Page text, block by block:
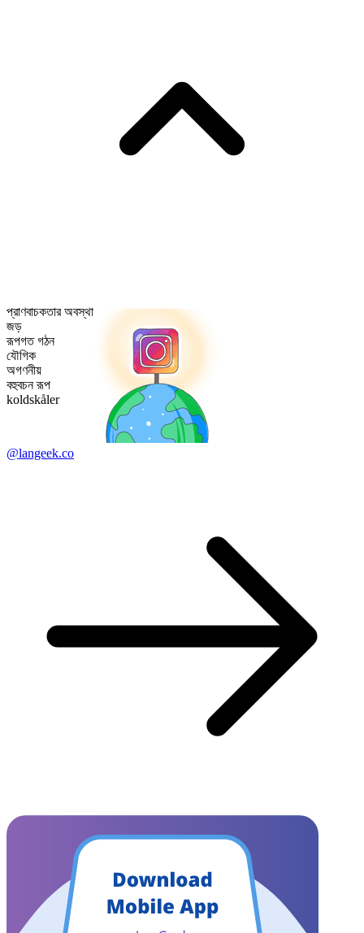
প্রাণবাচকতার অবস্থা
জড়
রূপগত গঠন
যৌগিক
অগণনীয়
বহুবচন রূপ
koldskåler
@langeek.co